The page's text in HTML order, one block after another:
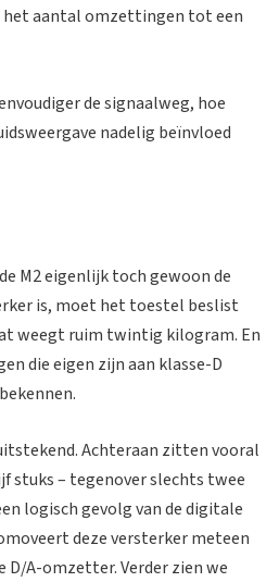
aantal omzettingen tot een
de signaalweg, hoe
nadelig beïnvloed
M2 eigenlijk toch gewoon de
is, moet het toestel beslist
weegt ruim twintig kilogram. En
die eigen zijn aan klasse-D
Achteraan zitten vooral
stuks – tegenover slechts twee
logisch gevolg van de digitale
deze versterker meteen
A-omzetter. Verder zien we